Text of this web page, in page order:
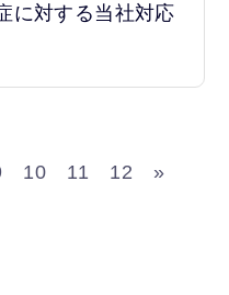
に対する当社対応
10 11 12 »